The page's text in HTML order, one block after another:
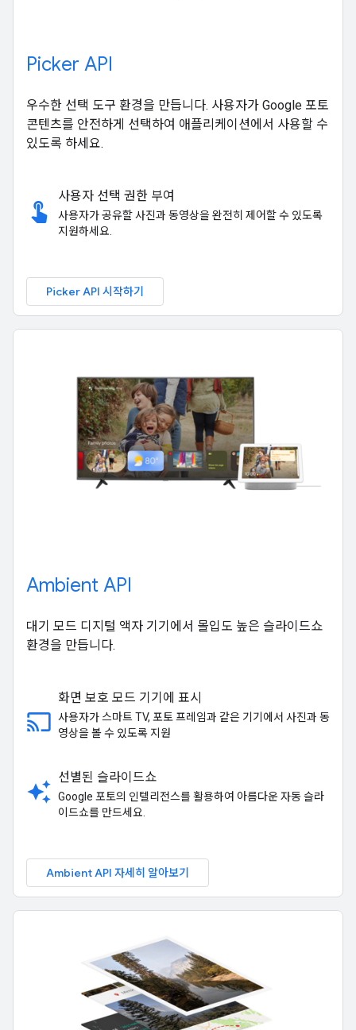
Picker API
우수한 선택 도구 환경을 만듭니다. 사용자가 Google 포토
콘텐츠를 안전하게 선택하여 애플리케이션에서 사용할 수
있도록 하세요.
touch_app
사용자 선택 권한 부여
사용자가 공유할 사진과 동영상을 완전히 제어할 수 있도록
지원하세요.
Picker API 시작하기
Ambient API
대기 모드 디지털 액자 기기에서 몰입도 높은 슬라이드쇼
환경을 만듭니다.
cast
화면 보호 모드 기기에 표시
사용자가 스마트 TV, 포토 프레임과 같은 기기에서 사진과 동
영상을 볼 수 있도록 지원
auto_awesome
선별된 슬라이드쇼
Google 포토의 인텔리전스를 활용하여 아름다운 자동 슬라
이드쇼를 만드세요.
Ambient API 자세히 알아보기